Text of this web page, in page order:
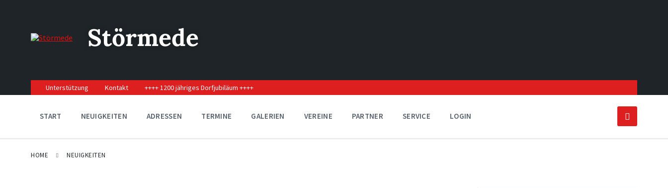
navigation
Störmede
Unterstützung Kontakt ++++ 1200 jähriges Dorfjubiläum ++++
START NEUIGKEITEN ADRESSEN TERMINE GALERIEN VEREINE PARTNER SERVICE LOGIN
HOME NEUIGKEITEN